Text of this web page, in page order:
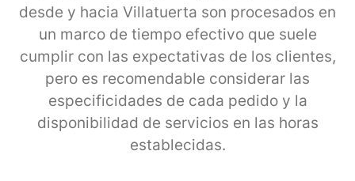
desde y hacia Villatuerta son procesados en
un marco de tiempo efectivo que suele
cumplir con las expectativas de los clientes,
pero es recomendable considerar las
especificidades de cada pedido y la
disponibilidad de servicios en las horas
establecidas.